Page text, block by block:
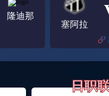
隆迪那
塞阿拉
日职